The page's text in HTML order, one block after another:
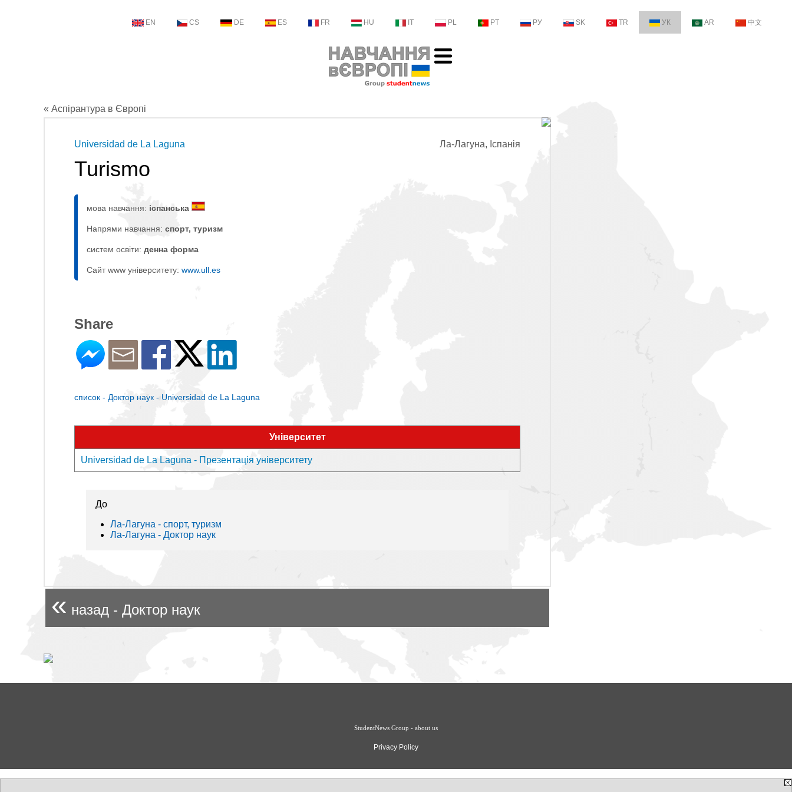
EN CS DE ES FR HU IT PL PT РУ SK TR УК AR 中文
« Аспірантура в Європі
Ла-Лагуна, Іспанія
Universidad de La Laguna
Turismo
мова навчання: іспанська
Напрями навчання: спорт, туризм
систем освіти: денна форма
Сайт www університету: www.ull.es
Share
список - Доктор наук - Universidad de La Laguna
Університет
Universidad de La Laguna - Презентація університету
До
Ла-Лагуна - спорт, туризм
Ла-Лагуна - Доктор наук
« назад - Доктор наук
StudentNews Group - about us
Privacy Policy